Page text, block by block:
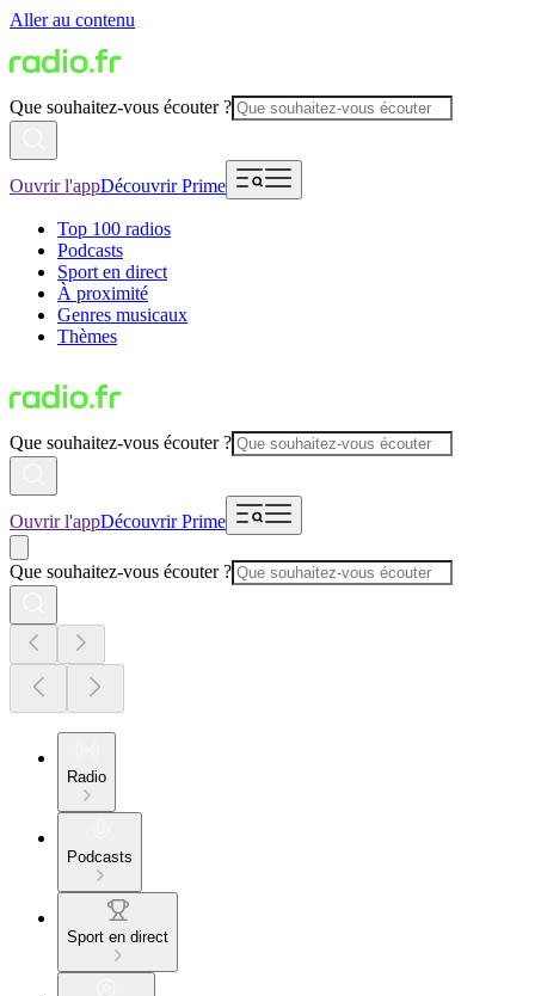
Aller au contenu
Que souhaitez-vous écouter ?
Ouvrir l'appDécouvrir Prime
Top 100 radios
Podcasts
Sport en direct
À proximité
Genres musicaux
Thèmes
Que souhaitez-vous écouter ?
Ouvrir l'appDécouvrir Prime
Que souhaitez-vous écouter ?
Radio
Podcasts
Sport en direct